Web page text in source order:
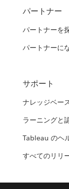
パートナー
パートナーを
パートナーに
サポート
ナレッジベー
ラーニングと
Tableau のヘ
すべてのリリ